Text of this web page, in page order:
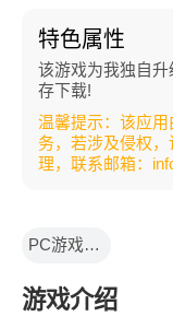
特色属性
该游戏为我独自
存下载!
温馨提示：该应
务，若涉及侵权
理，联系邮箱：
PC游戏资源
游戏介绍